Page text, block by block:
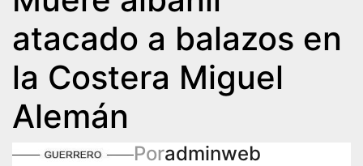
atacado a balazos en
la Costera Miguel
Alemán
Poradminweb